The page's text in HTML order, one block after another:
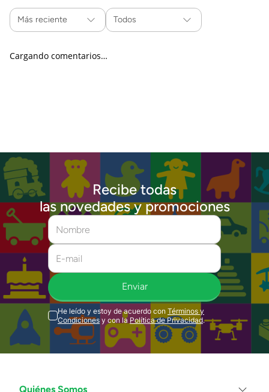
Más reciente Todos
Cargando comentarios…
Recibe todas
las novedades y promociones
Enviar
He leído y estoy de acuerdo con Términos y
Condiciones y con la Política de Privacidad.
Quiénes Somos